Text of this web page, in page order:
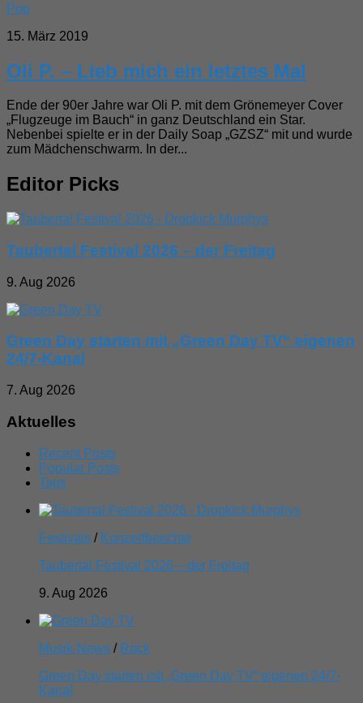
Pop
15. März 2019
Oli P. – Lieb mich ein letztes Mal
Ende der 90er Jahre war Oli P. mit dem Grönemeyer Cover
„Flugzeuge im Bauch“ in ganz Deutschland ein Star.
Nebenbei spielte er in der Daily Soap „GZSZ“ mit und wurde
zum Mädchenschwarm. In der...
Editor Picks
Taubertal Festival 2026 – der Freitag
9. Aug 2026
Green Day starten mit „Green Day TV“ eigenen
24/7-Kanal
7. Aug 2026
Aktuelles
Recent Posts
Popular Posts
Tags
Festivals / Konzertberichte
Taubertal Festival 2026 – der Freitag
9. Aug 2026
Musik-News / Rock
Green Day starten mit „Green Day TV“ eigenen 24/7-
Kanal